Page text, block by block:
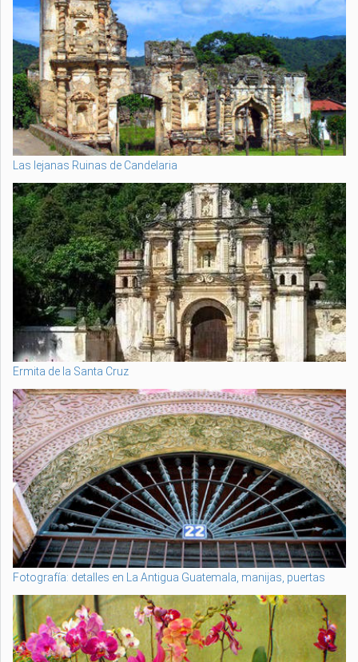
Las lejanas Ruinas de Candelaria
Ermita de la Santa Cruz
Fotografía: detalles en La Antigua Guatemala, manijas, puertas